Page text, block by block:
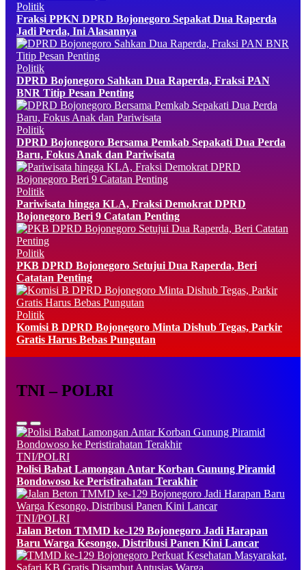
Politik
Fraksi PPKN DPRD Bojonegoro Sepakat Dua Raperda
Jadi Perda, Ini Alasannya
Politik
DPRD Bojonegoro Sahkan Dua Raperda, Fraksi PAN
BNR Titip Pesan Penting
Politik
DPRD Bojonegoro Bersama Pemkab Sepakati Dua Perda
Baru, Fokus Anak dan Pariwisata
Politik
Pariwisata hingga KLA, Fraksi Demokrat DPRD
Bojonegoro Beri 9 Catatan Penting
Politik
PKB DPRD Bojonegoro Setujui Dua Raperda, Beri
Catatan Penting
Politik
Komisi B DPRD Bojonegoro Minta Dishub Tegas, Parkir
Gratis Harus Bebas Pungutan
TNI – POLRI
TNI/POLRI
Polisi Babat Lamongan Antar Korban Gunung Piramid
Bondowoso ke Peristirahatan Terakhir
TNI/POLRI
Jalan Beton TMMD ke-129 Bojonegoro Jadi Harapan
Baru Warga Kesongo, Distribusi Panen Kini Lancar